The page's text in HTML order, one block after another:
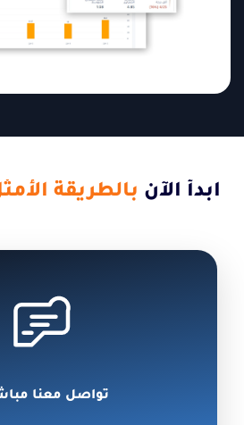
ابدأ الآن بالطريقة
تواصل معنا